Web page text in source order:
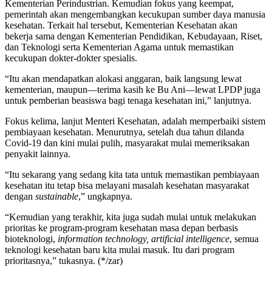
Kementerian Perindustrian. Kemudian fokus yang keempat,
pemerintah akan mengembangkan kecukupan sumber daya manusia
kesehatan. Terkait hal tersebut, Kementerian Kesehatan akan
bekerja sama dengan Kementerian Pendidikan, Kebudayaan, Riset,
dan Teknologi serta Kementerian Agama untuk memastikan
kecukupan dokter-dokter spesialis.
“Itu akan mendapatkan alokasi anggaran, baik langsung lewat
kementerian, maupun—terima kasih ke Bu Ani—lewat LPDP juga
untuk pemberian beasiswa bagi tenaga kesehatan ini,” lanjutnya.
Fokus kelima, lanjut Menteri Kesehatan, adalah memperbaiki sistem
pembiayaan kesehatan. Menurutnya, setelah dua tahun dilanda
Covid-19 dan kini mulai pulih, masyarakat mulai memeriksakan
penyakit lainnya.
“Itu sekarang yang sedang kita tata untuk memastikan pembiayaan
kesehatan itu tetap bisa melayani masalah kesehatan masyarakat
dengan sustainable,” ungkapnya.
“Kemudian yang terakhir, kita juga sudah mulai untuk melakukan
prioritas ke program-program kesehatan masa depan berbasis
bioteknologi, information technology, artificial intelligence, semua
teknologi kesehatan baru kita mulai masuk. Itu dari program
prioritasnya,” tukasnya. (*/zar)